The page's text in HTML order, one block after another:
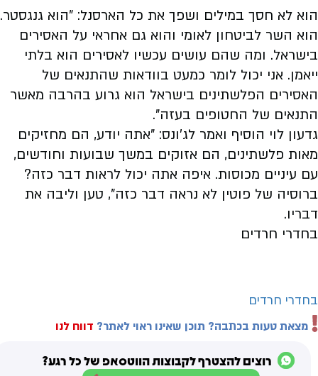
הוא לא חסך במילים ושפך את כל הארסנל: "הוא גנגסטר.
הוא השר לביטחון לאומי והוא גם אחראי על האסירים
בישראל. ומה שהם עושים עכשיו לאסירים הוא בלתי
ייאמן. אני יכול לומר כמעט בוודאות שהתנאים של
האסירים הפלשתינים בישראל הוא גרוע בהרבה מאשר
התנאים של החטופים בעזה".
גדעון לוי הוסיף ואמר לג'ונס: "אתה יודע, הם מחזיקים
מאות פלשתינים, הם אזוקים במשך שבועות וחודשים,
עם עיניים מכוסות. איפה אתה יכול לראות דבר כזה?
ברוסיה של פוטין לא נראה דבר כזה", טען וליבה את
דבריו.
בחדרי חרדים
בחדרי חרדים
מצאת טעות בכתבה? תוכן שאינו ראוי לאתר? דווח לנו
רוצים להצטרף לקבוצות הווטסאפ של כל רגע?